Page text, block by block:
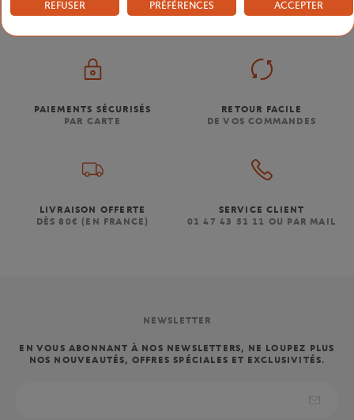
PAIEMENTS SÉCURISÉS
PAR CARTE
RETOUR FACILE
DE VOS COMMANDES
LIVRAISON OFFERTE
DÈS 80€ (EN FRANCE)
SERVICE CLIENT
01 47 43 51 11 OU PAR MAIL
NEWSLETTER
EN VOUS ABONNANT À NOS NEWSLETTERS, NE LOUPEZ PLUS
NOS NOUVEAUTÉS, OFFRES SPÉCIALES ET EXCLUSIVITÉS.
REFUSER
PRÉFÉRENCES
ACCEPTER